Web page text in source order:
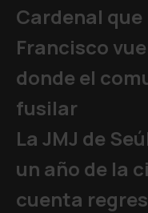
Cardenal
Francisco
donde el
fusilar
La JMJ de
un año de la
cuenta